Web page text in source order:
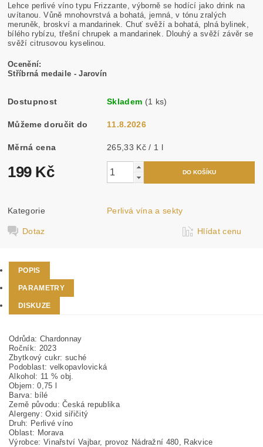
Lehce perlivé víno typu Frizzante, výborně se hodící jako drink na
uvítanou.Vůně mnohovrstvá a bohatá, jemná, v tónu zralých
meruněk, broskví a mandarinek. Chuť svěží a bohatá, plná bylinek,
bílého rybízu, třešní chrupek a mandarinek. Dlouhý a svěží závěr se
svěží citrusovou kyselinou.
Ocenění:
Stříbrná medaile - Jarovín
Dostupnost Skladem (1 ks)
Můžeme doručit do 11.8.2026
Měrná cena 265,33 Kč / 1 l
199 Kč
Kategorie Perlivá vína a sekty
Dotaz Hlídat cenu
POPIS
PARAMETRY
DISKUZE
Odrůda: Chardonnay
Ročník: 2023
Zbytkový cukr: suché
Podoblast: velkopavlovická
Alkohol: 11 % obj.
Objem:0,75 l
Barva: bílé
Země původu:Česká republika
Alergeny:Oxid siřičitý
Druh: Perlivé víno
Oblast: Morava
Výrobce: Vinařství Vajbar, provoz Nádražní 480, Rakvice